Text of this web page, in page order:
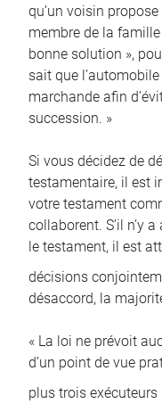
qu’un voisin
membre de la famille
bonne solution »,
sait que
marchande afin
succession. »
Si vous décidez de
testamentaire, il est
votre testament
collaborent. S’il n’y
le testament, il est
décisions
désaccord, la
« La loi ne prévoit
d’un point de vue
plus trois exécuteurs